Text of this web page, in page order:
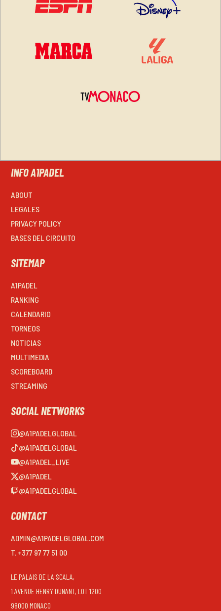
INFO A1PADEL
ABOUT
LEGALES
PRIVACY POLICY
BASES DEL CIRCUITO
SITEMAP
A1PADEL
RANKING
CALENDARIO
TORNEOS
NOTICIAS
MULTIMEDIA
SCOREBOARD
STREAMING
SOCIAL NETWORKS
@A1PADELGLOBAL
@A1PADELGLOBAL
@A1PADEL_LIVE
@A1PADEL
@A1PADELGLOBAL
CONTACT
ADMIN@A1PADELGLOBAL.COM
T. +377 97 77 51 00
LE PALAIS DE LA SCALA,
1 AVENUE HENRY DUNANT, LOT 1200
98000 MONACO